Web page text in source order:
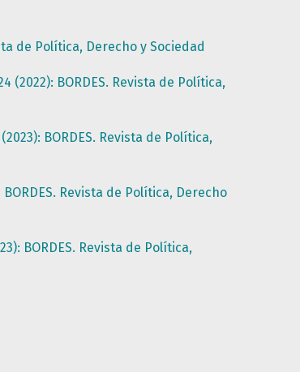
de Política, Derecho y Sociedad
(2022): BORDES. Revista de Política,
(2023): BORDES. Revista de Política,
BORDES. Revista de Política, Derecho
BORDES. Revista de Política,